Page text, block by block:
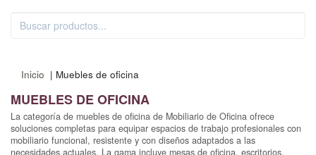
Inicio | Muebles de oficina
MUEBLES DE OFICINA
La categoría de muebles de oficina de Mobiliario de Oficina ofrece
soluciones completas para equipar espacios de trabajo profesionales con
mobiliario funcional, resistente y con diseños adaptados a las
necesidades actuales. La gama incluye mesas de oficina, escritorios,